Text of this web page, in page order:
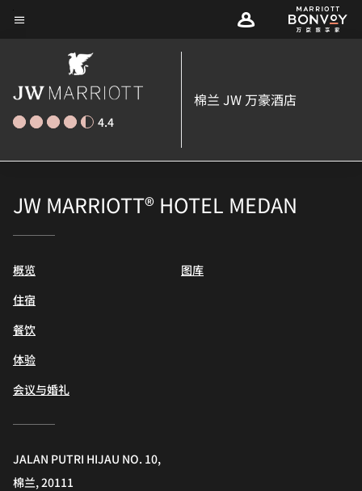
Skip
4.4
棉兰 JW 万豪酒店
JW MARRIOTT® HOTEL MEDAN
概览
住宿
餐饮
体验
会议与婚礼
图库
JALAN PUTRI HIJAU NO. 10,
棉兰, 20111